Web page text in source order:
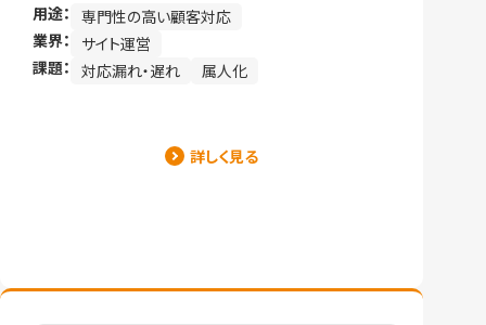
用途： 専門性の高い顧客対応
業界：
サイト運営
課題： 対応漏れ・遅れ 属人化
詳しく見る